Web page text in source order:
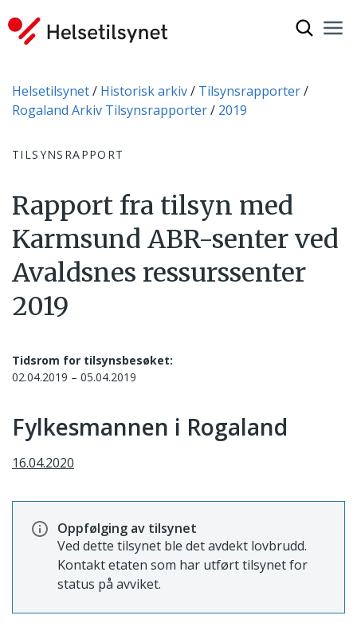
Du er her:
Helsetilsynet Historisk arkiv
Tilsynsrapporter
Rogaland Arkiv Tilsynsrapporter
2019
TILSYNSRAPPORT
Rapport fra tilsyn med
Karmsund ABR-senter ved
Avaldsnes ressurssenter
2019
Tidsrom for tilsynsbesøket:
02.04.2019 – 05.04.2019
Fylkesmannen i Rogaland
16.04.2020
Oppfølging av tilsynet
Ved dette tilsynet ble det avdekt lovbrudd.
Kontakt etaten som har utført tilsynet for
status på avviket.